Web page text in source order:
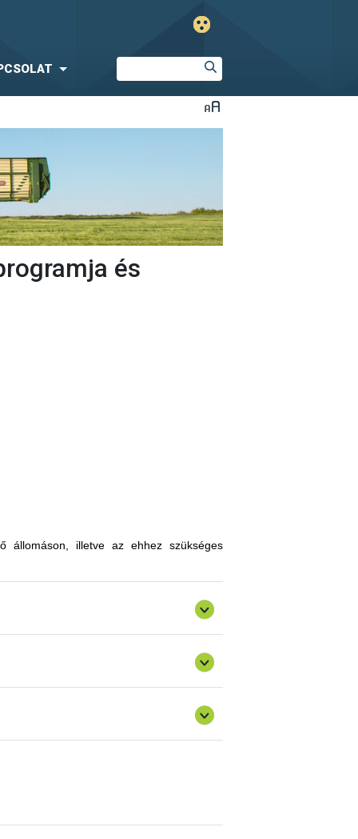
és
állomáson, illetve az ehhez szükséges
limitálhatóak a mezőgazdasági
kártevőkkel szembeni ellenálló
a hagyományostól eltérő jellegű tudás
gazdagodhatnak, a fajtahasználaton
innovatív ismereteket, növénykultúrákat
csökkenthetik a szennyezőanyag
alkalmas fajták vizsgálata